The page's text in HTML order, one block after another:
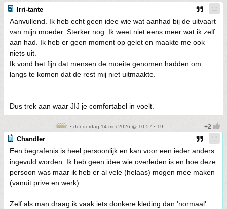
Irri-tante
Aanvullend. Ik heb echt geen idee wie wat aanhad bij de uitvaart
van mijn moeder. Sterker nog. Ik weet niet eens meer wat ik zelf
aan had. Ik heb er geen moment op gelet en maakte me ook
niets uit.
Ik vond het fijn dat mensen de moeite genomen hadden om
langs te komen dat de rest mij niet uitmaakte.
Dus trek aan waar JIJ je comfortabel in voelt.
• donderdag 14 mei 2026 @ 10:57 • 19
Chandler
Een begrafenis is heel persoonlijk en kan voor een ieder anders
ingevuld worden. Ik heb geen idee wie overleden is en hoe deze
persoon was maar ik heb er al vele (helaas) mogen mee maken
(vanuit prive en werk).
Zelf als man draag ik vaak iets donkere kleding dan 'normaal'